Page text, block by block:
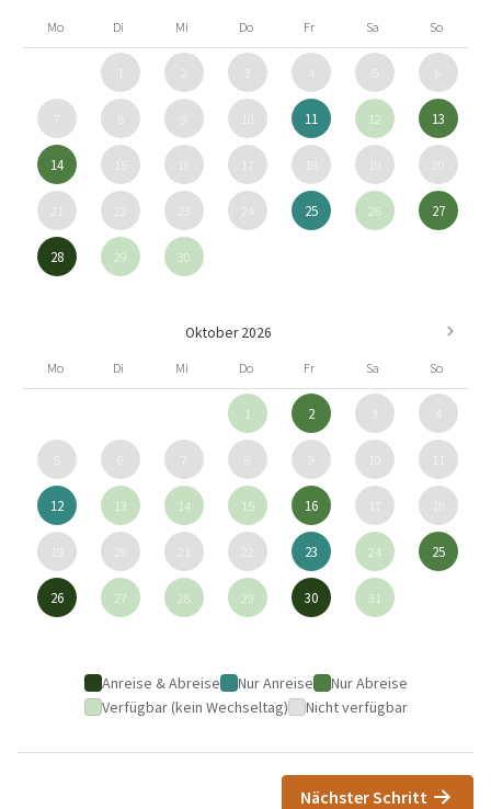
Mo Di Mi Do Fr Sa So
11 12 13
14
25 26 27
28 29 30
Oktober 2026
Mo Di Mi Do Fr Sa So
1 2
12 13 14 15 16
23 24 25
26 27 28 29 30 31
Anreise & Abreise Nur Anreise
Nur Abreise
Verfügbar (kein Wechseltag)
Nicht verfügbar
Nächster Schritt